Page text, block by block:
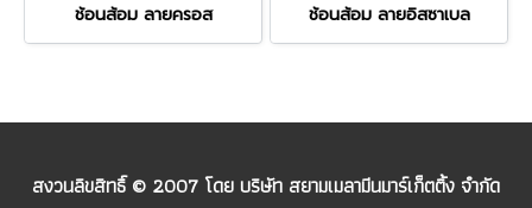
ช้อนส้อม ลายครอส ช้อนส้อม ลายอิสซาเบล
สงวนลิขสิทธิ์ © 2007 โดย บริษัท สยามเมลามีนมาร์เก็ตติ้ง จำกัด